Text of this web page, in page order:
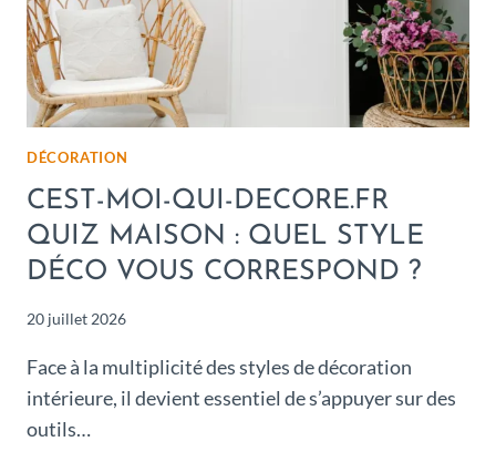
DÉCORATION
CEST-MOI-QUI-DECORE.FR
QUIZ MAISON : QUEL STYLE
DÉCO VOUS CORRESPOND ?
20 juillet 2026
Face à la multiplicité des styles de décoration
intérieure, il devient essentiel de s’appuyer sur des
outils…